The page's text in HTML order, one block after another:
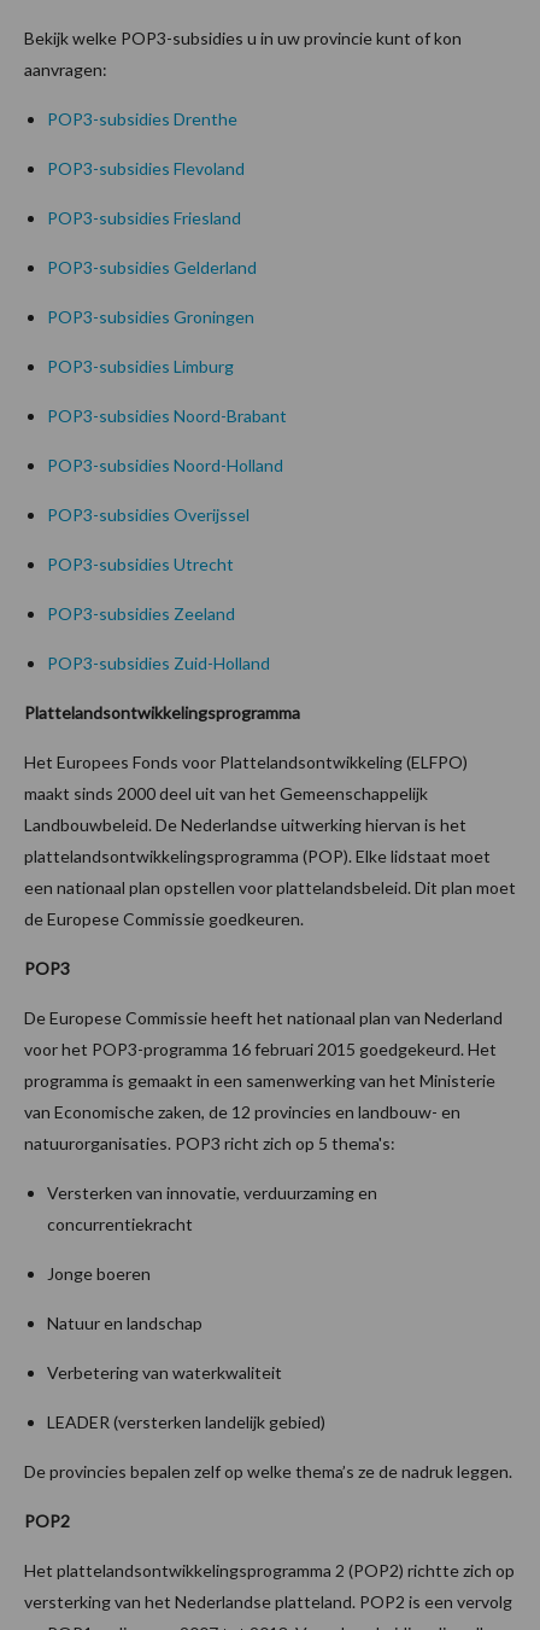
Bekijk welke POP3-subsidies u in uw provincie kunt of kon
aanvragen:
POP3-subsidies Drenthe
POP3-subsidies Flevoland
POP3-subsidies Friesland
POP3-subsidies Gelderland
POP3-subsidies Groningen
POP3-subsidies Limburg
POP3-subsidies Noord-Brabant
POP3-subsidies Noord-Holland
POP3-subsidies Overijssel
POP3-subsidies Utrecht
POP3-subsidies Zeeland
POP3-subsidies Zuid-Holland
Plattelandsontwikkelingsprogramma
Het Europees Fonds voor Plattelandsontwikkeling (ELFPO)
maakt sinds 2000 deel uit van het Gemeenschappelijk
Landbouwbeleid. De Nederlandse uitwerking hiervan is het
plattelandsontwikkelingsprogramma (POP). Elke lidstaat moet
een nationaal plan opstellen voor plattelandsbeleid. Dit plan moet
de Europese Commissie goedkeuren.
POP3
De Europese Commissie heeft het nationaal plan van Nederland
voor het POP3-programma 16 februari 2015 goedgekeurd. Het
programma is gemaakt in een samenwerking van het Ministerie
van Economische zaken, de 12 provincies en landbouw- en
natuurorganisaties. POP3 richt zich op 5 thema's:
Versterken van innovatie, verduurzaming en
concurrentiekracht
Jonge boeren
Natuur en landschap
Verbetering van waterkwaliteit
LEADER (versterken landelijk gebied)
De provincies bepalen zelf op welke thema’s ze de nadruk leggen.
POP2
Het plattelandsontwikkelingsprogramma 2 (POP2) richtte zich op
versterking van het Nederlandse platteland. POP2 is een vervolg